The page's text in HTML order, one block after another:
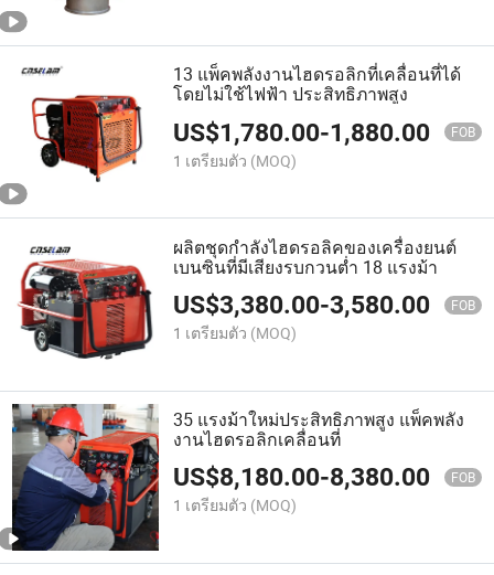
13 แพ็คพลังงานไฮดรอลิกที่เคลื่อนที่ได้
โดยไม่ใช้ไฟฟ้า ประสิทธิภาพสูง
US$1,780.00-1,880.00 FOB
1 เตรียมตัว (MOQ)
ผลิตชุดกำลังไฮดรอลิคของเครื่องยนต์
เบนซินที่มีเสียงรบกวนต่ำ 18 แรงม้า
US$3,380.00-3,580.00 FOB
1 เตรียมตัว (MOQ)
35 แรงม้าใหม่ประสิทธิภาพสูง แพ็คพลัง
งานไฮดรอลิกเคลื่อนที่
US$8,180.00-8,380.00 FOB
1 เตรียมตัว (MOQ)